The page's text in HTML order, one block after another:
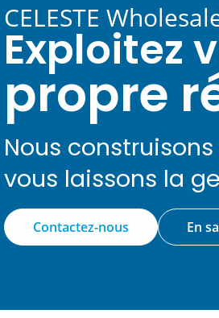
CELESTE
Exploitez
propre
Nous
vous laissons la
Contactez-nous En